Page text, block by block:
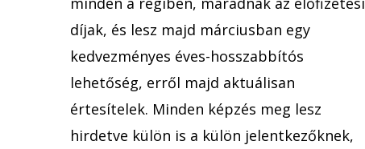
díjak, és lesz majd márciusban egy
kedvezményes éves-hosszabbítós
lehetőség, erről majd aktuálisan
értesítelek. Minden képzés meg lesz
hirdetve külön is a külön jelentkezőknek,